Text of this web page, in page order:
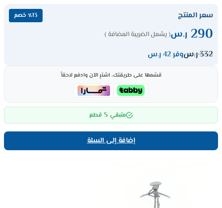
سعر المنتج ٪13 خصم
290 ر.س( يشمل الضريبة المضافة )
332ر.سوفر 42 ر.س
قسّمها على طريقتك، اشترِ الآن وادفع لاحقاً
متبقي 5 قطع
إضافة إلى السلة